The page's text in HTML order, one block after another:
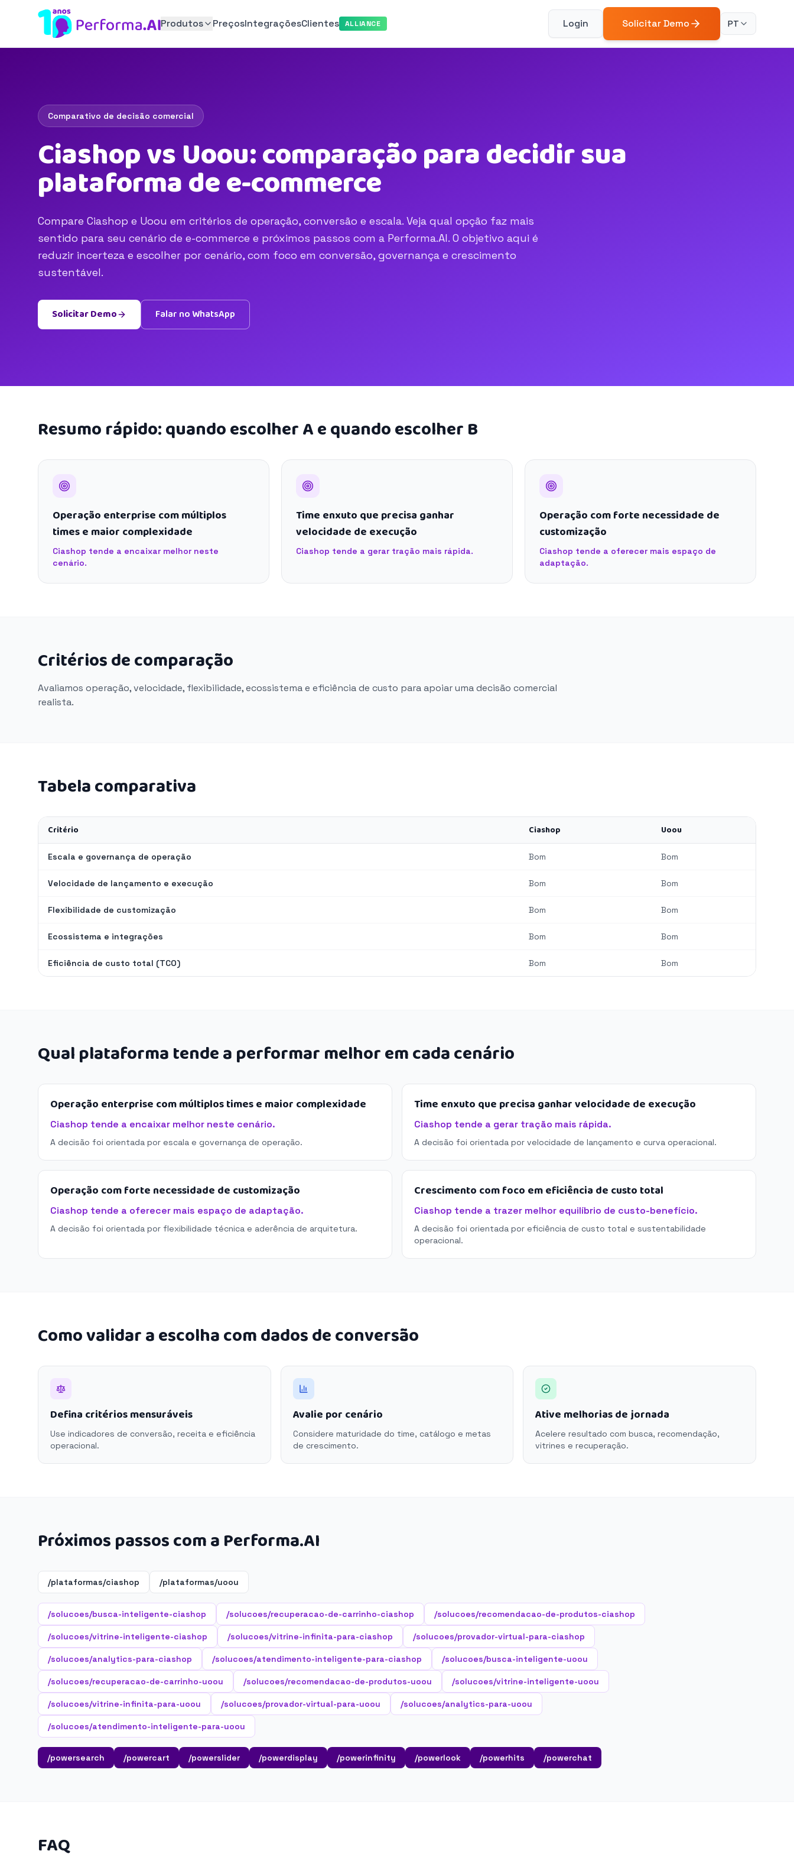
Produtos PreçosIntegraçõesClientes ALLIANCE Login Solicitar Demo PT
Comparativo de decisão comercial
Ciashop vs Uoou: comparação para decidir sua
plataforma de e-commerce
Compare Ciashop e Uoou em critérios de operação, conversão e escala. Veja qual opção faz mais
sentido para seu cenário de e-commerce e próximos passos com a Performa.AI. O objetivo aqui é
reduzir incerteza e escolher por cenário, com foco em conversão, governança e crescimento
sustentável.
Solicitar Demo Falar no WhatsApp
Resumo rápido: quando escolher A e quando escolher B
Operação enterprise com múltiplos
times e maior complexidade
Ciashop tende a encaixar melhor neste
cenário.
Time enxuto que precisa ganhar
velocidade de execução
Ciashop tende a gerar tração mais rápida.
Operação com forte necessidade de
customização
Ciashop tende a oferecer mais espaço de
adaptação.
Critérios de comparação
Avaliamos operação, velocidade, flexibilidade, ecossistema e eficiência de custo para apoiar uma decisão comercial
realista.
Tabela comparativa
Critério Ciashop Uoou
Escala e governança de operação Bom Bom
Velocidade de lançamento e execução Bom Bom
Flexibilidade de customização Bom Bom
Ecossistema e integrações Bom Bom
Eficiência de custo total (TCO) Bom Bom
Qual plataforma tende a performar melhor em cada cenário
Operação enterprise com múltiplos times e maior complexidade
Ciashop tende a encaixar melhor neste cenário.
A decisão foi orientada por escala e governança de operação.
Time enxuto que precisa ganhar velocidade de execução
Ciashop tende a gerar tração mais rápida.
A decisão foi orientada por velocidade de lançamento e curva operacional.
Operação com forte necessidade de customização
Ciashop tende a oferecer mais espaço de adaptação.
A decisão foi orientada por flexibilidade técnica e aderência de arquitetura.
Crescimento com foco em eficiência de custo total
Ciashop tende a trazer melhor equilíbrio de custo-benefício.
A decisão foi orientada por eficiência de custo total e sustentabilidade
operacional.
Como validar a escolha com dados de conversão
Defina critérios mensuráveis
Use indicadores de conversão, receita e eficiência
operacional.
Avalie por cenário
Considere maturidade do time, catálogo e metas
de crescimento.
Ative melhorias de jornada
Acelere resultado com busca, recomendação,
vitrines e recuperação.
Próximos passos com a Performa.AI
/plataformas/ciashop /plataformas/uoou
/solucoes/busca-inteligente-ciashop /solucoes/recuperacao-de-carrinho-ciashop /solucoes/recomendacao-de-produtos-ciashop
/solucoes/vitrine-inteligente-ciashop /solucoes/vitrine-infinita-para-ciashop /solucoes/provador-virtual-para-ciashop
/solucoes/analytics-para-ciashop /solucoes/atendimento-inteligente-para-ciashop /solucoes/busca-inteligente-uoou
/solucoes/recuperacao-de-carrinho-uoou /solucoes/recomendacao-de-produtos-uoou /solucoes/vitrine-inteligente-uoou
/solucoes/vitrine-infinita-para-uoou /solucoes/provador-virtual-para-uoou /solucoes/analytics-para-uoou
/solucoes/atendimento-inteligente-para-uoou
/powersearch /powercart /powerslider /powerdisplay /powerinfinity /powerlook /powerhits /powerchat
FAQ